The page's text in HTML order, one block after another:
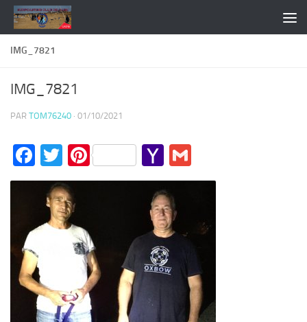
Skip to content
IMG_7821
IMG_7821
PAR TOM76240 · 01/10/2021
Facebook
TwitterPinterestYahoo
Mail